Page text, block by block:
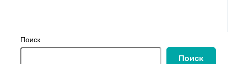
Поиск
Поиск